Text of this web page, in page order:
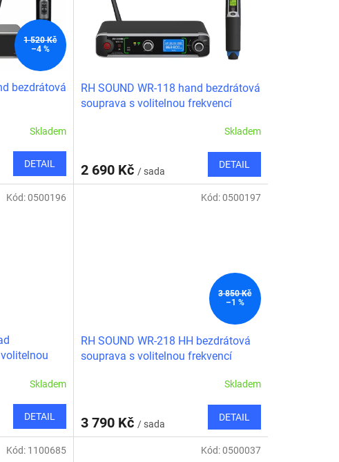
1 520 Kč
–4 %
bezdrátová
Skladem
DETAIL
RH SOUND WR-118 hand bezdrátová
souprava s volitelnou frekvencí
Skladem
2 690 Kč / sada
DETAIL
Skladem
DETAIL
Kód:0500196
3 850 Kč
–1 %
RH SOUND WR-218 HH bezdrátová
souprava s volitelnou frekvencí
Skladem
3 790 Kč / sada
DETAIL
Kód:0500197
Kód: 1100685 Kód:0500037